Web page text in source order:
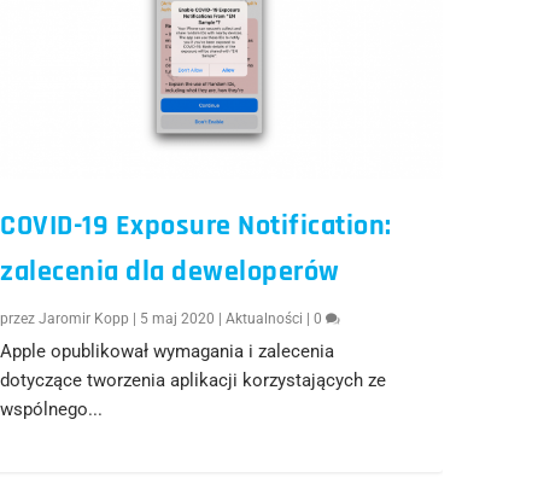
COVID-19 Exposure Notification:
zalecenia dla deweloperów
przezJaromir Kopp 5 maj 2020 |Aktualności |0
Apple opublikował wymagania i zalecenia
dotyczące tworzenia aplikacji korzystających ze
wspólnego...